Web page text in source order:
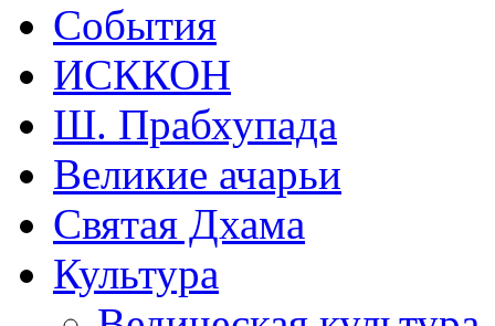
События
ИСККОН
Ш. Прабхупада
Великие ачарьи
Святая Дхама
Культура